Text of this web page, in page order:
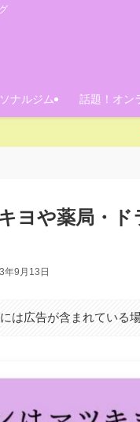
ナルジム 話題！オン
ヨや薬局・
年9月13日
は広告が含まれている